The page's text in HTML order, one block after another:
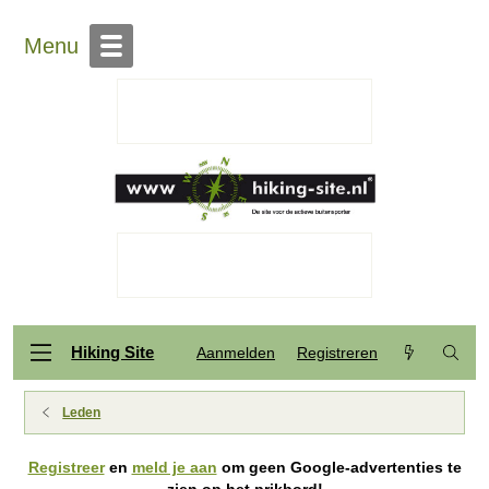
Menu
Hiking Site Aanmelden Registreren
Leden
Registreeren meld je aan om geen Google-advertenties te